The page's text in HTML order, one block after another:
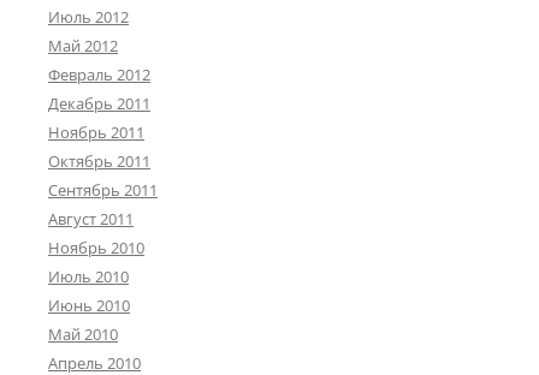
Июль 2012
Май 2012
Февраль 2012
Декабрь 2011
Ноябрь 2011
Октябрь 2011
Сентябрь 2011
Август 2011
Ноябрь 2010
Июль 2010
Июнь 2010
Май 2010
Апрель 2010